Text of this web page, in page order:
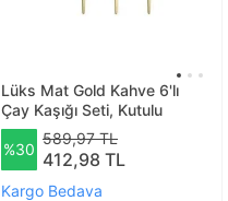
Lüks Mat Gold Kahve 6'lı
Çay Kaşığı Seti, Kutulu
%30
589,97 TL
412,98 TL
Kargo Bedava